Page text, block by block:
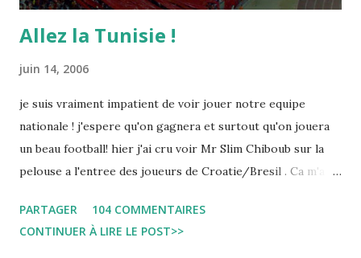
Allez la Tunisie !
juin 14, 2006
je suis vraiment impatient de voir jouer notre equipe
nationale ! j'espere qu'on gagnera et surtout qu'on jouera
un beau football! hier j'ai cru voir Mr Slim Chiboub sur la
pelouse a l'entree des joueurs de Croatie/Bresil . Ca m'a
instances internationales.( Je me demande d'ailleurs a quoi
est due cette absence !). Anyway... Inchallah Marbouha !
PARTAGER
104 COMMENTAIRES
CONTINUER À LIRE LE POST>>